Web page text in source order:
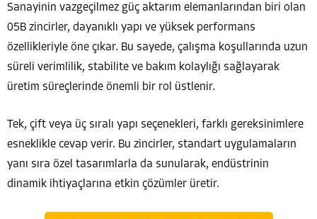
Sanayinin vazgeçilmez güç aktarım elemanlarından biri olan
05B zincirler, dayanıklı yapı ve yüksek performans
özellikleriyle öne çıkar. Bu sayede, çalışma koşullarında uzun
süreli verimlilik, stabilite ve bakım kolaylığı sağlayarak
üretim süreçlerinde önemli bir rol üstlenir.
Tek, çift veya üç sıralı yapı seçenekleri, farklı gereksinimlere
esneklikle cevap verir. Bu zincirler, standart uygulamaların
yanı sıra özel tasarımlarla da sunularak, endüstrinin
dinamik ihtiyaçlarına etkin çözümler üretir.